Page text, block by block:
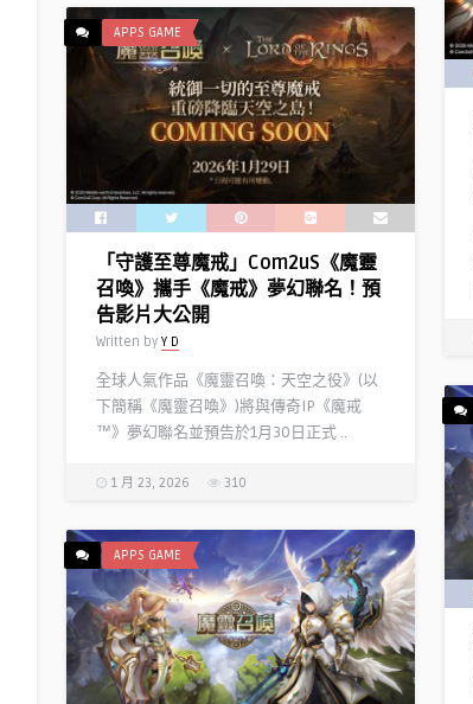
APPS GAME
「守護至尊魔戒」Com2uS《魔靈
召喚》攜手《魔戒》夢幻聯名！預
告影片大公開
Written by Y D
全球人氣作品《魔靈召喚：天空之役》(以
下簡稱《魔靈召喚》)將與傳奇IP《魔戒
™》夢幻聯名並預告於1月30日正式 ..
1 月 23, 2026 310
APPS GAME